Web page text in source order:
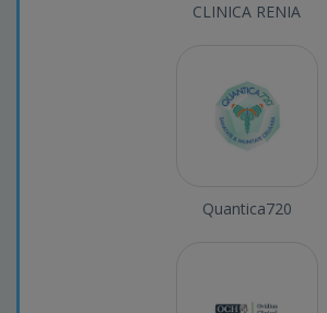
CLINICA RENIA
Quantica720